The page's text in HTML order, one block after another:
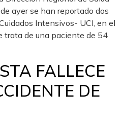
ayer se han reportado dos
Intensivos- UCI, en el
trata de una paciente de 54
FALLECE
DE